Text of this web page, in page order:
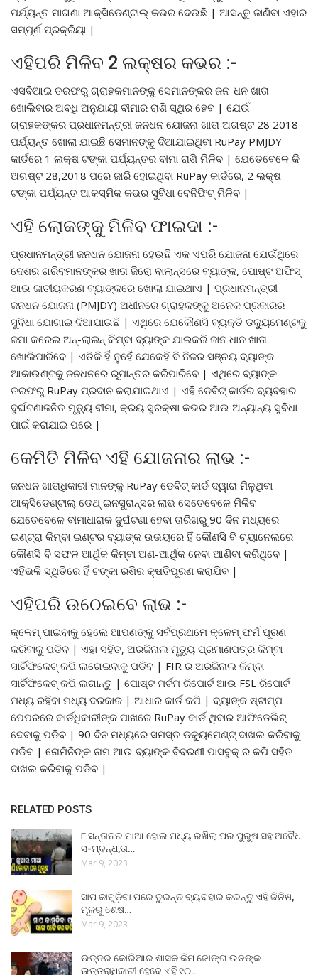
ପର୍ଯ୍ୟନ୍ତ ମାଗଣା ଆକ୍ସିଡେଣ୍ଟାଲ୍ କଭର ଦେଉଛି | ଆସନ୍ତୁ ଜାଣିବା ଏହାର
ସମ୍ପୂର୍ଣ ପ୍ରକ୍ରିୟା |
ଏହିପରି ମିଳିବ 2 ଲକ୍ଷର କଭର :-
ଏସବିଆଇ ତରଫରୁ ଗ୍ରାହକମାନଙ୍କୁ ସେମାନଙ୍କର ଜନ-ଧନ ଖାତା
ଖୋଲିବାର ଅବଧି ଅନୁଯାୟୀ ବୀମାର ରାଶି ସ୍ଥିର ହେବ | ଯେଉଁ
ଗ୍ରାହକଙ୍କର ପ୍ରଧାନମନ୍ତ୍ରୀ ଜନଧନ ଯୋଜନା ଖାତା ଅଗଷ୍ଟ 28 2018
ପର୍ଯ୍ୟନ୍ତ ଖୋଲା ଯାଇଛି ସେମାନଙ୍କୁ ଦିଆଯାଇଥିବା RuPay PMJDY
କାର୍ଡରେ 1 ଲକ୍ଷ ଟଙ୍କା ପର୍ଯ୍ୟନ୍ତର ବୀମା ରାଶି ମିଳିବ | ଯେତେବେଳେ କି
ଅଗଷ୍ଟ 28,2018 ପରେ ଜାରି ହୋଇଥିବା RuPay କାର୍ଡରେ, 2 ଲକ୍ଷ
ଟଙ୍କା ପର୍ଯ୍ୟନ୍ତ ଆକସ୍ମିକ କଭର ସୁବିଧା ବେନିଫିଟ୍ ମିଳିବ |
ଏହି ଲୋକଙ୍କୁ ମିଳିବ ଫାଇଦା :-
ପ୍ରଧାନମନ୍ତ୍ରୀ ଜନଧନ ଯୋଜନା ହେଉଛି ଏକ ଏପରି ଯୋଜନା ଯେଉଁଥିରେ
ଦେଶର ଗରିବମାନଙ୍କର ଖାତା ଜିରୋ ବାଲାନ୍ସରେ ବ୍ୟାଙ୍କ, ପୋଷ୍ଟ ଅଫିସ୍
ଆଉ ଜାତୀୟକରଣ ବ୍ୟାଙ୍କରେ ଖୋଲା ଯାଇଥାଏ | ପ୍ରଧାନମନ୍ତ୍ରୀ
ଜନଧନ ଯୋଜନା (PMJDY) ଅଧୀନରେ ଗ୍ରାହକଙ୍କୁ ଅନେକ ପ୍ରକାରର
ସୁବିଧା ଯୋଗାଇ ଦିଆଯାଉଛି | ଏଥିରେ ଯେକୌଣସି ବ୍ୟକ୍ତି ଡକ୍ୟୁମେଣ୍ଟକୁ
ଜମା କରେଇ ଅନ୍-ଲାଇନ୍ କିମ୍ବା ବ୍ୟାଙ୍କ ଯାଇକରି ଜାନ ଧାନ ଖାତା
ଖୋଲିପାରିବେ | ଏତିକି ହିଁ ନୁହେଁ ଯେକେହି ବି ନିଜର ସଞ୍ଚୟ ବ୍ୟାଙ୍କ
ଆକାଉଣ୍ଟକୁ ଜନଧନରେ ରୂପାନ୍ତର କରିପାରିବେ | ଏଥିରେ ବ୍ୟାଙ୍କ
ତରଫରୁ RuPay ପ୍ରଦାନ କରାଯାଇଥାଏ | ଏହି ଡେବିଟ୍ କାର୍ଡର ବ୍ୟବହାର
ଦୁର୍ଘଟଣାଜନିତ ମୃତ୍ୟୁ ବୀମା, କ୍ରୟ ସୁରକ୍ଷା କଭର ଆଉ ଅନ୍ୟାନ୍ୟ ସୁବିଧା
ପାଇଁ କରାଯାଇ ପରେ |
କେମିତି ମିଳିବ ଏହି ଯୋଜନାର ଲାଭ :-
ଜନଧନ ଖାତାଧିକାରୀ ମାନଙ୍କୁ RuPay ଡେବିଟ୍ କାର୍ଡ ଦ୍ୱାରା ମିଳୁଥିବା
ଆକ୍ସିଡେଣ୍ଟାଲ୍ ଡେଥ୍ ଇନସୁରାନ୍ସର ଲାଭ ସେତେବେଳେ ମିଳିବ
ଯେତେବେଳେ ବୀମାଧାରାକ ଦୁର୍ଘଟଣା ହେବା ତାରିଖରୁ 90 ଦିନ ମଧ୍ୟରେ
ଇଣ୍ଟ୍ରା କିମ୍ବା ଇଣ୍ଟର ବ୍ୟାଙ୍କ ଉଭୟରେ ହିଁ କୌଣସି ବି ଚ୍ୟାନେଲରେ
କୌଣସି ବି ସଫଳ ଆର୍ଥିକ କିମ୍ବା ଅଣ-ଆର୍ଥିକ ନେବା ଆଣିବା କରିଥିବେ |
ଏହିଭଳି ସ୍ଥିତିରେ ହିଁ ଟଙ୍କା ରଶିର କ୍ଷତିପୂରଣ କରାଯିବ |
ଏହିପରି ଉଠେଇବେ ଲାଭ :-
କ୍ଳେମ୍ ପାଇବାକୁ ହେଲେ ଆପଣଙ୍କୁ ସର୍ବପ୍ରଥମେ କ୍ଳେମ୍ ଫର୍ମ ପୂରଣ
କରିବାକୁ ପଡିବ | ଏହା ସହିତ, ଅରଜିନାଲ ମୃତ୍ୟୁ ପ୍ରମାଣପତ୍ର କିମ୍ବା
ସାର୍ଟିଫିକେଟ୍ କପି ଲଗେଇବାକୁ ପଡିବ | FIR ର ଅରଜିନାଲ କିମ୍ବା
ସାର୍ଟିଫିକେଟ୍ କପି ଲଗାନ୍ତୁ | ପୋଷ୍ଟ ମର୍ଟମ ରିପୋର୍ଟ ଆଉ FSL ରିପୋର୍ଟ
ମଧ୍ୟ ରହିବା ମଧ୍ୟ ଦରକାର | ଆଧାର କାର୍ଡ କପି | ବ୍ୟାଙ୍କ ଷ୍ଟାମ୍ପ
ପେପରରେ କାର୍ଡଧିକାରୀଙ୍କ ପାଖରେ RuPay କାର୍ଡ ଥିବାର ଆଫିଡେଭିଟ୍
ଦେବାକୁ ପଡିବ | 90 ଦିନ ମଧ୍ୟରେ ସମସ୍ତ ଡକ୍ୟୁମେଣ୍ଟ୍ ଦାଖଲ କରିବାକୁ
ପଡିବ | ନୋମିନିଙ୍କ ନାମ ଆଉ ବ୍ୟାଙ୍କ ବିବରଣୀ ପାସବୁକ୍ ର କପି ସହିତ
ଦାଖଲ କରିବାକୁ ପଡିବ |
RELATED POSTS
୮ ସନ୍ତାନର ମାଆ ହୋଇ ମଧ୍ୟ ରଖିଲା ପର ପୁରୁଷ ସହ ଅବୈଧ
ସ-ମ୍ବନ୍ଧ,ତା…
Mar 9, 2023
ସାପ କାମୁଡ଼ିବା ପରେ ତୁରନ୍ତ ବ୍ୟବହାର କରନ୍ତୁ ଏହି ଜିନିଷ,
ମୂଳରୁ ଶେଷ…
Mar 9, 2023
ଉତ୍ତର କୋରିଆର ଶାସକ କିମ ଜୋଙ୍ଗ ଉନଙ୍କ
ଉତ୍ତରାଧିକାରୀ ହେବେ ଏହି ୧୦…